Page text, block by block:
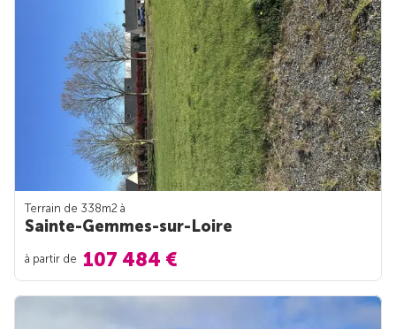
Terrain de 338m2 à
Sainte-Gemmes-sur-Loire
à partir de 107 484 €